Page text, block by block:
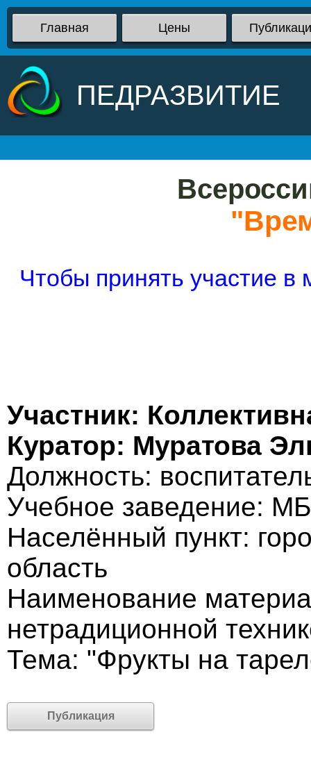
Главная Цены
ПЕДРАЗВИТИЕ
Чтобы принять участие
Участник:
Куратор: Муратова
Должность:
Учебное заведение:
Населённый пункт:
область
Наименование
нетрадиционной
Тема: "Фрукты на
Публикация